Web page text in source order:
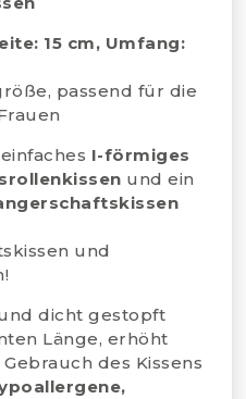
15 cm, Umfang:
passend für die
I-förmiges
und ein
und
dicht gestopft
Länge, erhöht
des Kissens